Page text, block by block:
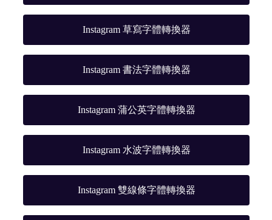
Instagram 草寫字體轉換器
Instagram 書法字體轉換器
Instagram 蒲公英字體轉換器
Instagram 水波字體轉換器
Instagram 雙線條字體轉換器